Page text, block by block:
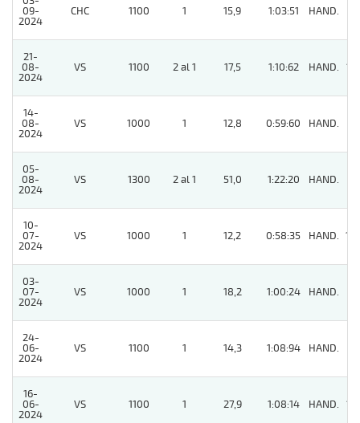
09-
2024
CHC 1100 1 15,9 1:03:51 HAND.
21-
08-
2024
VS 1100 2 al 1 17,5 1:10:62 HAND. 12
14-
08-
2024
VS 1000 1 12,8 0:59:60 HAND.
05-
08-
2024
VS 1300 2 al 1 51,0 1:22:20 HAND.
10-
07-
2024
VS 1000 1 12,2 0:58:35 HAND. 10
03-
07-
2024
VS 1000 1 18,2 1:00:24 HAND.
24-
06-
2024
VS 1100 1 14,3 1:08:94 HAND.
16-
06-
2024
VS 1100 1 27,9 1:08:14 HAND. 12